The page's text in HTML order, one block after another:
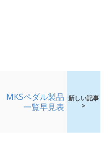
MKSペダル製品
一覧早見表
新しい記事
>